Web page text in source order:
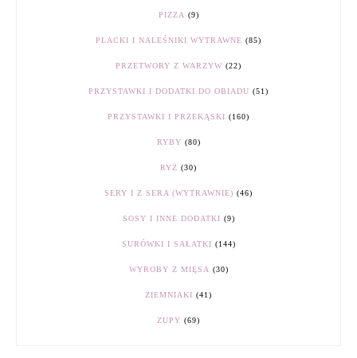
PIZZA (9)
PLACKI I NALEŚNIKI WYTRAWNE (85)
PRZETWORY Z WARZYW (22)
PRZYSTAWKI I DODATKI DO OBIADU (51)
PRZYSTAWKI I PRZEKĄSKI (160)
RYBY (80)
RYŻ (30)
SERY I Z SERA (WYTRAWNIE) (46)
SOSY I INNE DODATKI (9)
SURÓWKI I SAŁATKI (144)
WYROBY Z MIĘSA (30)
ZIEMNIAKI (41)
ZUPY (69)